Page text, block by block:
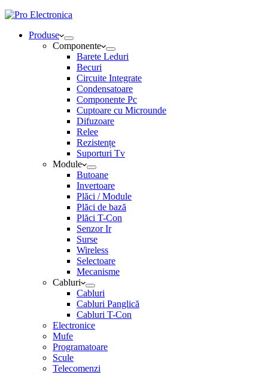
Produse
Componente
Barete Leduri
Becuri
Circuite Integrate
Condensatoare
Componente Pc
Cuptoare cu Microunde
Difuzoare
Relee
Rezistențe
Suporturi Tv
Module
Butoane
Invertoare
Plăci / Module
Plăci de bază
Plăci T-Con
Senzor Ir
Surse
Wireless
Selectoare
Mecanisme
Cabluri
Cabluri
Cabluri Panglică
Cabluri T-Con
Electronice
Mufe
Programatoare
Scule
Telecomenzi